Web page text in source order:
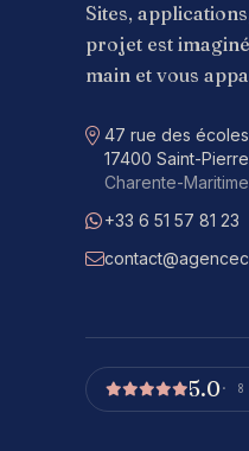
Sites,
projet est
main et vous
Adresse
47 rue des écoles
17400 Saint-
Charente-
WhatsApp
+33 6 51 57 81 23
E-mail
5.0· 8